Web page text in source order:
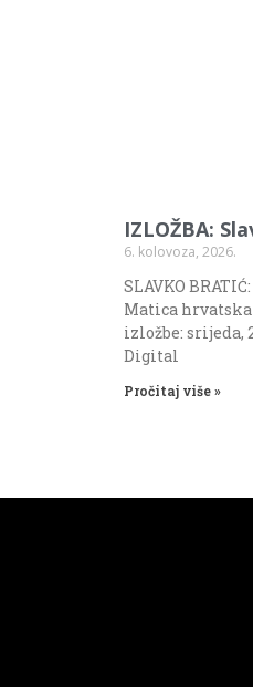
IZLOŽBA:
6. kolovoza, 2026.
SLAVKO
Matica hrvatska
izložbe: srijeda,
Digital
Pročitaj više »